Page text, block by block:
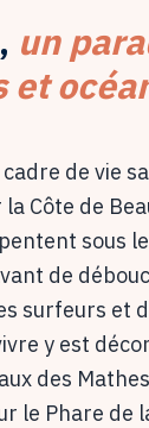
un
et
de vie
Côte de
sous
de
surfeurs et
y est
des
le Phare de